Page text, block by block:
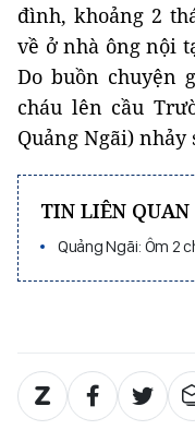
đình, khoảng 2
về ở nhà ông nội
Do buồn chuyện
cháu lên cầu
Quảng Ngãi) nhảy
TIN LIÊN QUAN
Quảng Ngãi: Ôm 2